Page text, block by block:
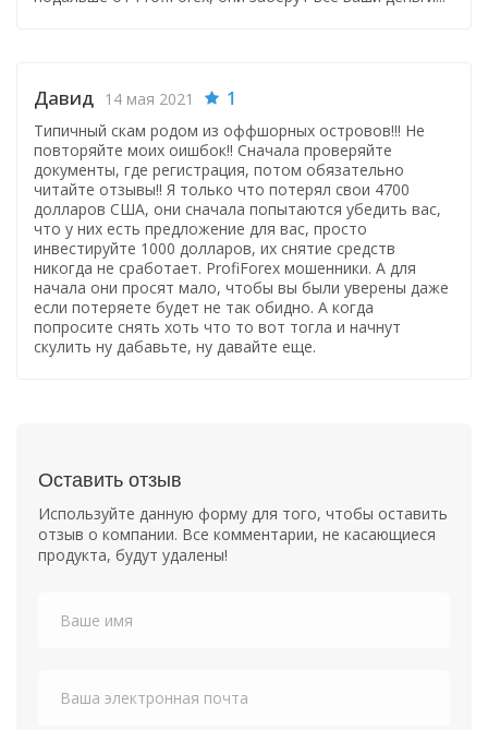
Давид 14 мая 2021 1
Типичный скам родом из оффшорных островов!!! Не
повторяйте моих оишбок!! Сначала проверяйте
документы, где регистрация, потом обязательно
читайте отзывы!! Я только что потерял свои 4700
долларов США, они сначала попытаются убедить вас,
что у них есть предложение для вас, просто
инвестируйте 1000 долларов, их снятие средств
никогда не сработает. ProfiForex мошенники. А для
начала они просят мало, чтобы вы были уверены даже
если потеряете будет не так обидно. А когда
попросите снять хоть что то вот тогла и начнут
скулить ну дабавьте, ну давайте еще.
Оставить отзыв
Используйте данную форму для того, чтобы оставить
отзыв о компании. Все комментарии, не касающиеся
продукта, будут удалены!